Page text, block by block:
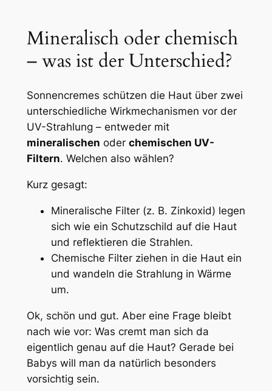
Mineralisch oder chemisch
– was ist der Unterschied?
Sonnencremes schützen die Haut über zwei
unterschiedliche Wirkmechanismen vor der
UV-Strahlung – entweder mit
mineralischen oder chemischen UV-
Filtern. Welchen also wählen?
Kurz gesagt:
Mineralische Filter (z. B. Zinkoxid) legen
sich wie ein Schutzschild auf die Haut
und reflektieren die Strahlen.
Chemische Filter ziehen in die Haut ein
und wandeln die Strahlung in Wärme
um.
Ok, schön und gut. Aber eine Frage bleibt
nach wie vor: Was cremt man sich da
eigentlich genau auf die Haut? Gerade bei
Babys will man da natürlich besonders
vorsichtig sein.